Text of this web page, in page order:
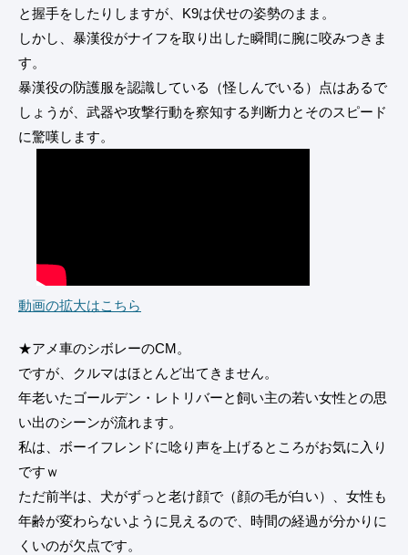
と握手をしたりしますが、K9は伏せの姿勢のまま。
しかし、暴漢役がナイフを取り出した瞬間に腕に咬みつきま
す。
暴漢役の防護服を認識している（怪しんでいる）点はあるで
しょうが、武器や攻撃行動を察知する判断力とそのスピード
に驚嘆します。
動画の拡大はこちら
★アメ車のシボレーのCM。
ですが、クルマはほとんど出てきません。
年老いたゴールデン・レトリバーと飼い主の若い女性との思
い出のシーンが流れます。
私は、ボーイフレンドに唸り声を上げるところがお気に入り
ですｗ
ただ前半は、犬がずっと老け顔で（顔の毛が白い）、女性も
年齢が変わらないように見えるので、時間の経過が分かりに
くいのが欠点です。